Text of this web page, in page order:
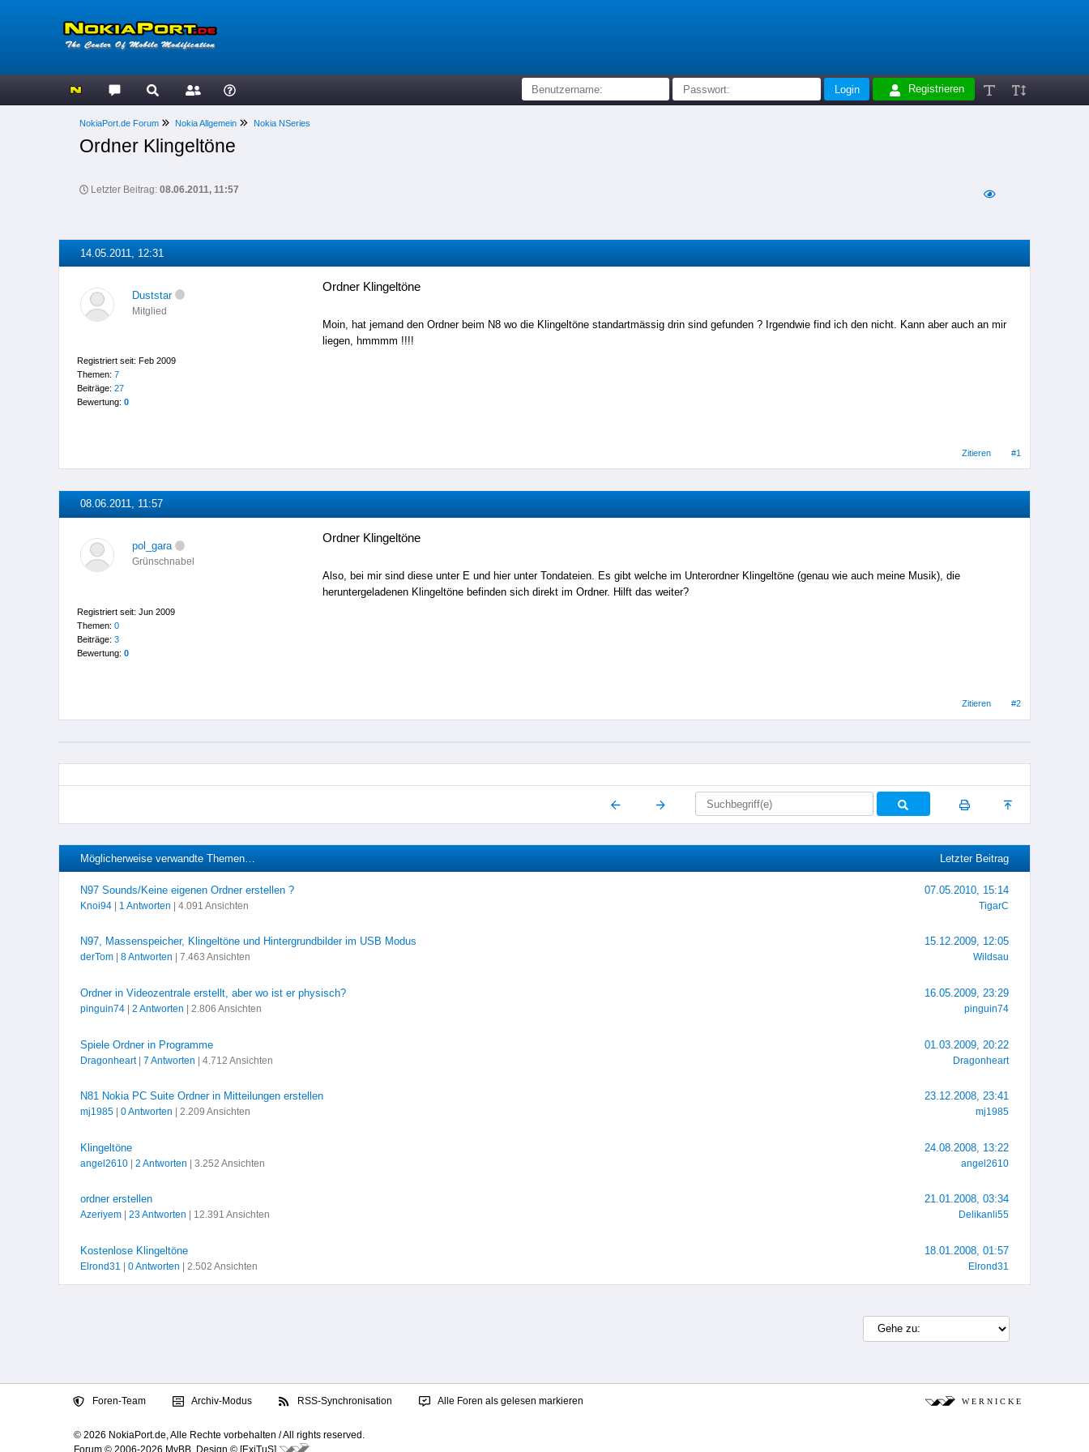
Registrieren
NokiaPort.de Forum Nokia Allgemein Nokia NSeries
Ordner Klingeltöne
Letzter Beitrag:08.06.2011, 11:57
14.05.2011, 12:31
Duststar
Mitglied
Registriert seit: Feb 2009
Themen: 7
Beiträge: 27
Bewertung: 0
Ordner Klingeltöne
Moin, hat jemand den Ordner beim N8 wo die Klingeltöne standartmässig drin sind gefunden ? Irgendwie find ich den nicht. Kann aber auch an mir
liegen, hmmmm !!!!
Zitieren #1
08.06.2011, 11:57
pol_gara
Grünschnabel
Registriert seit: Jun 2009
Themen: 0
Beiträge: 3
Bewertung: 0
Ordner Klingeltöne
Also, bei mir sind diese unter E und hier unter Tondateien. Es gibt welche im Unterordner Klingeltöne (genau wie auch meine Musik), die
heruntergeladenen Klingeltöne befinden sich direkt im Ordner. Hilft das weiter?
Zitieren #2
Möglicherweise verwandte Themen… Letzter Beitrag
N97 Sounds/Keine eigenen Ordner erstellen ?
Knoi94| 1 Antworten | 4.091 Ansichten
07.05.2010, 15:14
TigarC
N97, Massenspeicher, Klingeltöne und Hintergrundbilder im USB Modus
derTom| 8 Antworten | 7.463 Ansichten
15.12.2009, 12:05
Wildsau
Ordner in Videozentrale erstellt, aber wo ist er physisch?
pinguin74| 2 Antworten | 2.806 Ansichten
16.05.2009, 23:29
pinguin74
Spiele Ordner in Programme
Dragonheart| 7 Antworten | 4.712 Ansichten
01.03.2009, 20:22
Dragonheart
N81 Nokia PC Suite Ordner in Mitteilungen erstellen
mj1985| 0 Antworten | 2.209 Ansichten
23.12.2008, 23:41
mj1985
Klingeltöne
angel2610| 2 Antworten | 3.252 Ansichten
24.08.2008, 13:22
angel2610
ordner erstellen
Azeriyem| 23 Antworten | 12.391 Ansichten
21.01.2008, 03:34
Delikanli55
Kostenlose Klingeltöne
Elrond31 0 Antworten | 2.502 Ansichten
18.01.2008, 01:57
Elrond31
Foren-Team Archiv-Modus RSS-Synchronisation Alle Foren als gelesen markieren W E R N I C K E
© 2026 NokiaPort.de, Alle Rechte vorbehalten /All rights reserved.
Forum © 2006-2026 MyBB Design © [ExiTuS]